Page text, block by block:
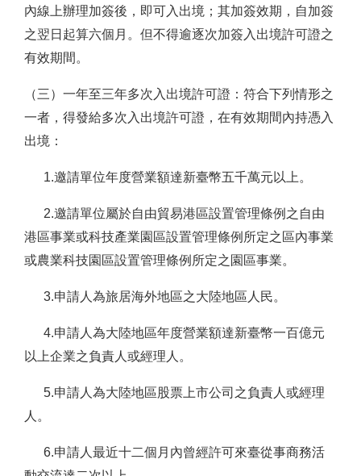
內線上辦理加簽後，即可入出境；其加簽效期，自加簽
之翌日起算六個月。但不得逾逐次加簽入出境許可證之
有效期間。
（三）一年至三年多次入出境許可證：符合下列情形之
一者，得發給多次入出境許可證，在有效期間內持憑入
出境：
1.邀請單位年度營業額達新臺幣五千萬元以上。
2.邀請單位屬於自由貿易港區設置管理條例之自由
港區事業或科技產業園區設置管理條例所定之區內事業
或農業科技園區設置管理條例所定之園區事業。
3.申請人為旅居海外地區之大陸地區人民。
4.申請人為大陸地區年度營業額達新臺幣一百億元
以上企業之負責人或經理人。
5.申請人為大陸地區股票上市公司之負責人或經理
人。
6.申請人最近十二個月內曾經許可來臺從事商務活